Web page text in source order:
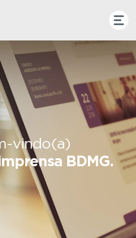
vindo(a)
BDMG.